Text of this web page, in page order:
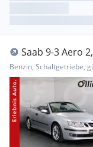
Saab 9-3 Aero
Benzin, Schaltgetriebe,